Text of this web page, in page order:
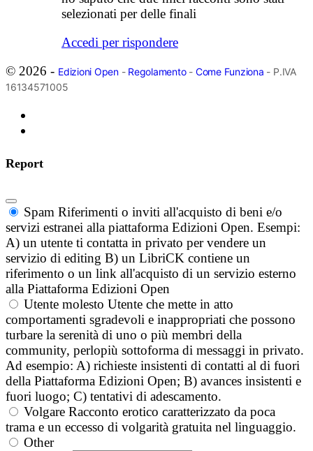
selezionati per delle finali
Accedi per rispondere
© 2026 - Edizioni Open- Regolamento- Come Funziona - P.IVA
16134571005
Report
Spam Riferimenti o inviti all'acquisto di beni e/o
servizi estranei alla piattaforma Edizioni Open. Esempi:
A) un utente ti contatta in privato per vendere un
servizio di editing B) un LibriCK contiene un
riferimento o un link all'acquisto di un servizio esterno
alla Piattaforma Edizioni Open
Utente molesto Utente che mette in atto
comportamenti sgradevoli e inappropriati che possono
turbare la serenità di uno o più membri della
community, perlopiù sottoforma di messaggi in privato.
Ad esempio: A) richieste insistenti di contatti al di fuori
della Piattaforma Edizioni Open; B) avances insistenti e
fuori luogo; C) tentativi di adescamento.
Volgare Racconto erotico caratterizzato da poca
trama e un eccesso di volgarità gratuita nel linguaggio.
Other